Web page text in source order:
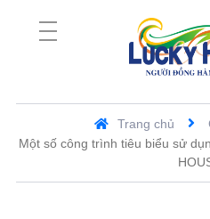
Trang chủ
Một số công trình tiêu biểu sử